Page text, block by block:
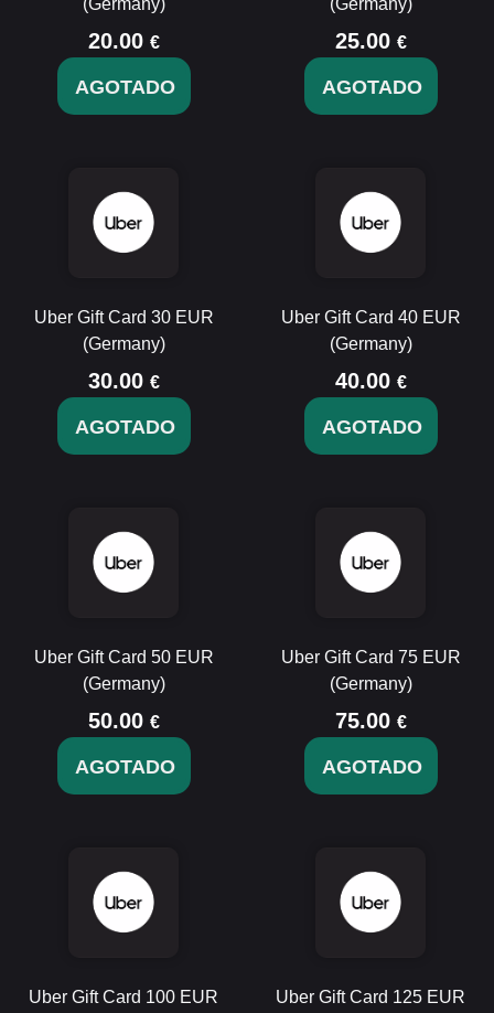
(Germany)
20.00 €
AGOTADO
(Germany)
25.00 €
AGOTADO
Uber Gift Card 30 EUR
(Germany)
30.00 €
AGOTADO
Uber Gift Card 40 EUR
(Germany)
40.00 €
AGOTADO
Uber Gift Card 50 EUR
(Germany)
50.00 €
AGOTADO
Uber Gift Card 75 EUR
(Germany)
75.00 €
AGOTADO
Uber Gift Card 100 EUR
Uber Gift Card 125 EUR